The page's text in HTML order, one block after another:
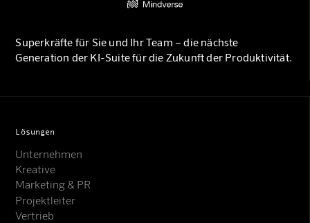
Superkräfte für Sie und Ihr Team – die nächste
Generation der KI-Suite für die Zukunft der Produktivität.
Lösungen
Unternehmen
Kreative
Marketing & PR
Projektleiter
Vertrieb